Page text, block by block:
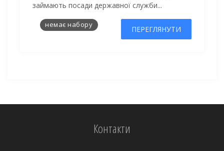
займають посади державної служби...
немає набору ПЕРЕГЛЯНУТИ
Контакти